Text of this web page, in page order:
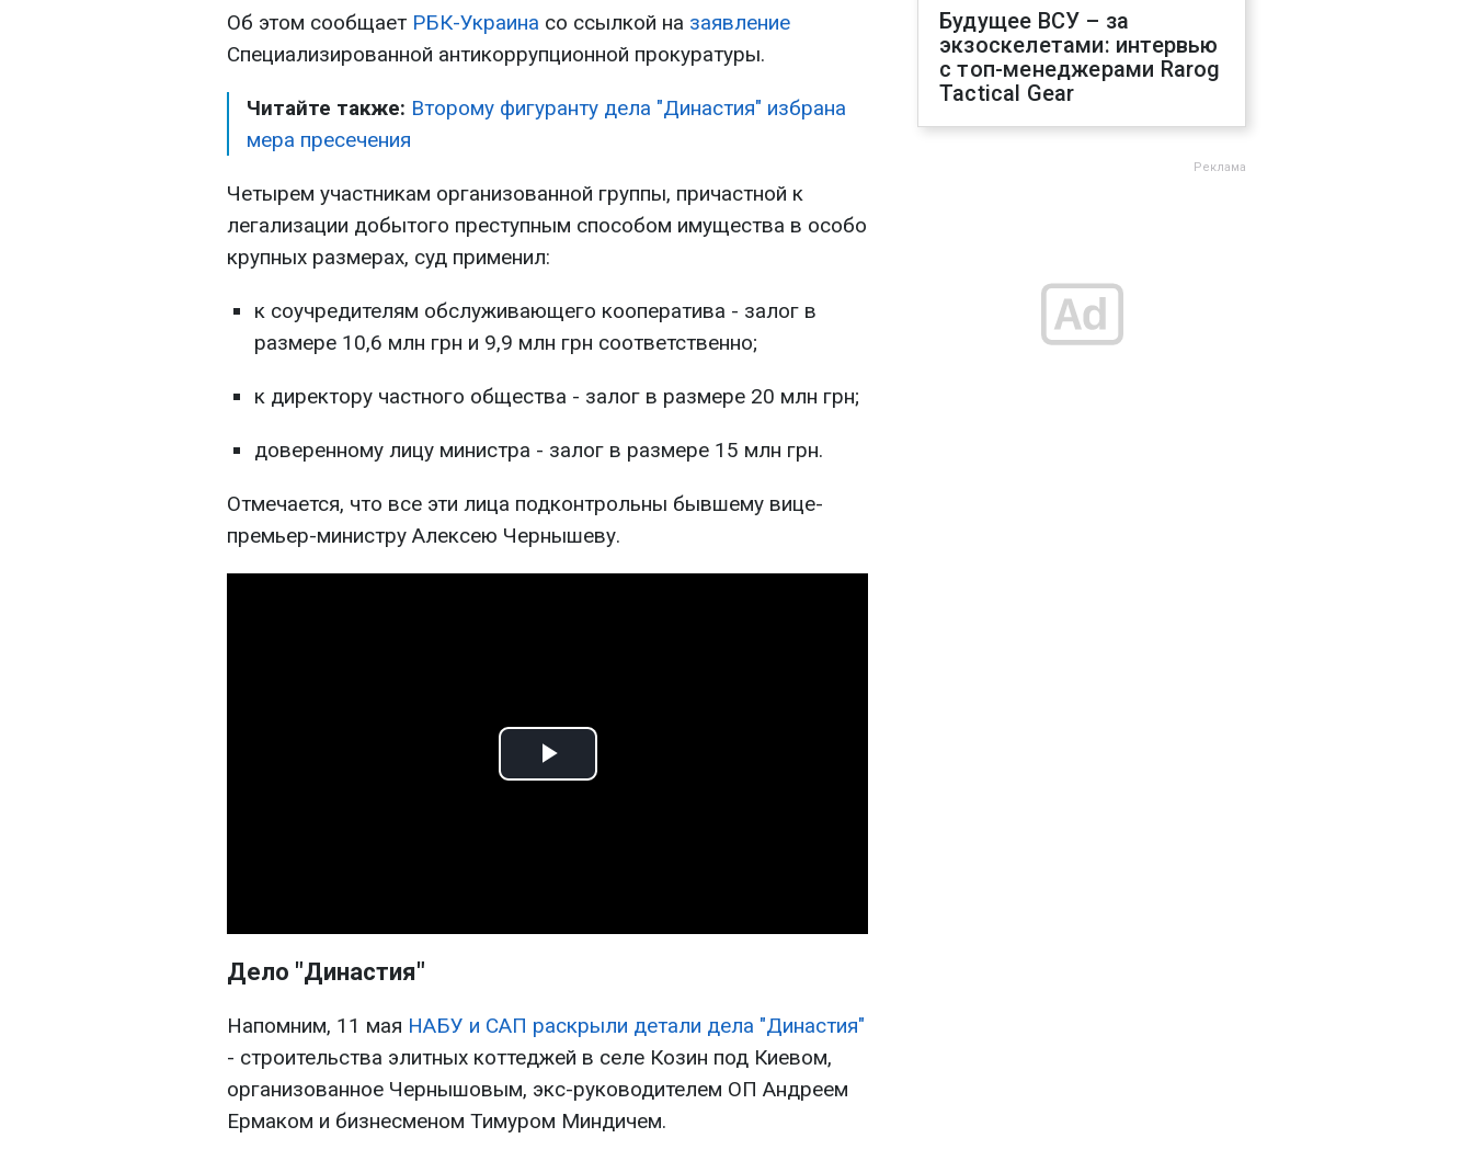
Об этом сообщает РБК-Украина со ссылкой на заявление
Специализированной антикоррупционной прокуратуры.
Читайте также: Второму фигуранту дела "Династия" избрана
мера пресечения
Четырем участникам организованной группы, причастной к
легализации добытого преступным способом имущества в особо
крупных размерах, суд применил:
к соучредителям обслуживающего кооператива - залог в
размере 10,6 млн грн и 9,9 млн грн соответственно;
к директору частного общества - залог в размере 20 млн грн;
доверенному лицу министра - залог в размере 15 млн грн.
Отмечается, что все эти лица подконтрольны бывшему вице-
премьер-министру Алексею Чернышеву.
Play
Дело "Династия"
Напомним, 11 мая НАБУ и САП раскрыли детали дела "Династия"
- строительства элитных коттеджей в селе Козин под Киевом,
организованное Чернышовым, экс-руководителем ОП Андреем
Ермаком и бизнесменом Тимуром Миндичем.
Будущее ВСУ – за
экзоскелетами: интервью
с топ-менеджерами Rarog
Tactical Gear